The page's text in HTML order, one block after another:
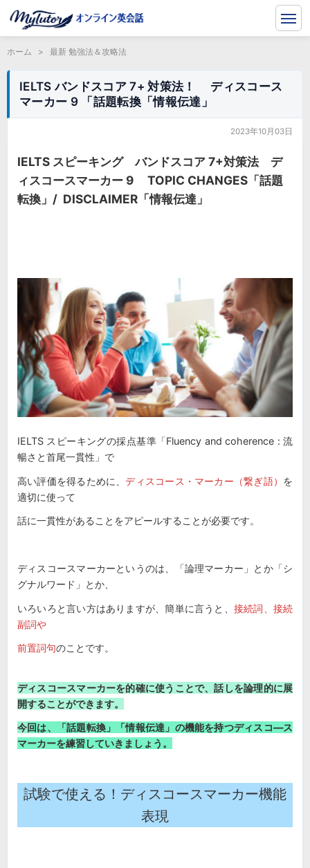
ホーム > 最新 勉強法＆攻略法
IELTS バンドスコア 7+ 対策法！ ディスコース
マーカー 9 「話題転換「情報伝達」
2023年10月03日
IELTS スピーキング バンドスコア 7+対策法 デ
ィスコースマーカー 9 TOPIC CHANGES「話題
転換」/ DISCLAIMER「情報伝達」
IELTS スピーキングの採点基準「Fluency and coherence : 流
暢さと首尾一貫性」で
高い評価を得るために、ディスコース・マーカー（繋ぎ語） を
適切に使って
話に一貫性があることをアピールすることが必要です。
ディスコースマーカーというのは、「論理マーカー」とか「シ
グナルワード」とか、
いろいろと言い方はありますが、簡単に言うと、 接続詞、接続
副詞や
前置詞句のことです。
ディスコースマーカーを的確に使うことで、話しを論理的に展
開することができます。
今回は、 「話題転換」「情報伝達」 の機能を持つディスコ―ス
マーカーを練習していきましょう。
試験で使える！ディスコースマーカー機能
表現